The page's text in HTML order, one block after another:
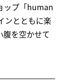
ップ「human
ンとともに楽
腹を空かせて